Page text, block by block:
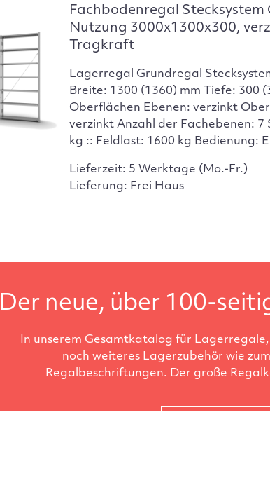
Fachbodenregal Stecksystem
Nutzung 3000x1300x300,
Tragkraft
Lagerregal Grundregal
Breite: 1300 (1360) mm Tiefe: 300
Oberflächen Ebenen: verzinkt
verzinkt Anzahl der Fachebenen: 7
kg :: Feldlast: 1600 kg Bedienung:
Lieferzeit: 5 Werktage (Mo.-Fr.)
Lieferung: Frei Haus
Der neue, über 100-
In unserem Gesamtkatalog für
noch weiteres Lagerzubehör wie
Regalbeschriftungen. Der große